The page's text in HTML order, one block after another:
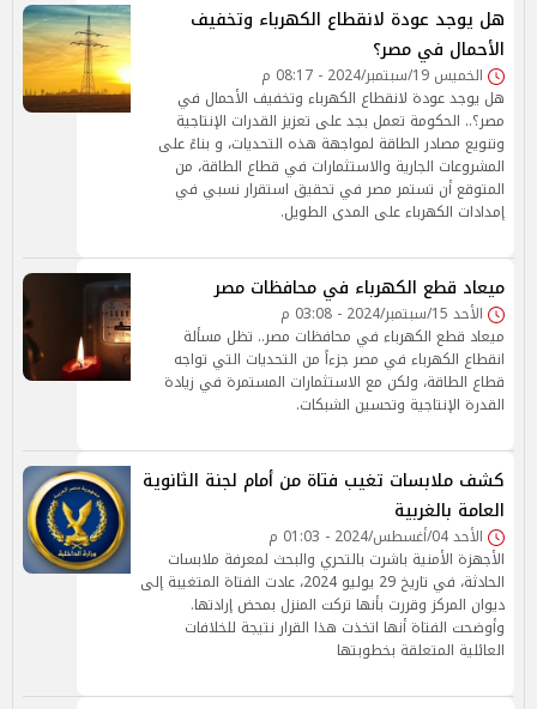
هل يوجد عودة لانقطاع الكهرباء وتخفيف
الأحمال في مصر؟
الخميس 19/سبتمبر/2024 - 08:17 م
هل يوجد عودة لانقطاع الكهرباء وتخفيف الأحمال في
مصر؟.. الحكومة تعمل بجد على تعزيز القدرات الإنتاجية
وتنويع مصادر الطاقة لمواجهة هذه التحديات، و بناءً على
المشروعات الجارية والاستثمارات في قطاع الطاقة، من
المتوقع أن تستمر مصر في تحقيق استقرار نسبي في
إمدادات الكهرباء على المدى الطويل.
ميعاد قطع الكهرباء في محافظات مصر
الأحد 15/سبتمبر/2024 - 03:08 م
ميعاد قطع الكهرباء في محافظات مصر.. تظل مسألة
انقطاع الكهرباء في مصر جزءاً من التحديات التي تواجه
قطاع الطاقة، ولكن مع الاستثمارات المستمرة في زيادة
القدرة الإنتاجية وتحسين الشبكات.
كشف ملابسات تغيب فتاة من أمام لجنة الثانوية
العامة بالغربية
الأحد 04/أغسطس/2024 - 01:03 م
الأجهزة الأمنية باشرت بالتحري والبحث لمعرفة ملابسات
الحادثة، في تاريخ 29 يوليو 2024، عادت الفتاة المتغيبة إلى
ديوان المركز وقررت بأنها تركت المنزل بمحض إرادتها.
وأوضحت الفتاة أنها اتخذت هذا القرار نتيجة للخلافات
العائلية المتعلقة بخطوبتها